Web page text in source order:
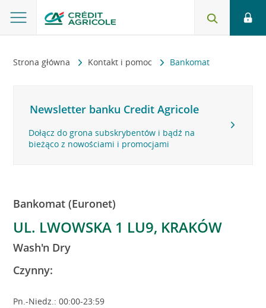
Strona główna Kontakt i pomoc Bankomat
Newsletter banku Credit Agricole
Dołącz do grona subskrybentów i bądź na
bieżąco z nowościami i promocjami
Bankomat (Euronet)
UL. LWOWSKA 1 LU9, KRAKÓW
Wash'n Dry
Czynny:
Pn.-Niedz.: 00:00-23:59